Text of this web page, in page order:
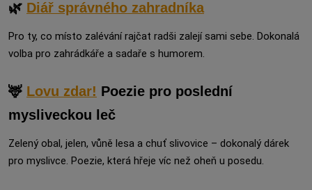
🌿 Diář správného zahradníka
Pro ty, co místo zalévání rajčat radši zalejí sami sebe. Dokonalá
volba pro zahrádkáře a sadaře s humorem.
🦌 Lovu zdar! Poezie pro poslední
mysliveckou leč
Zelený obal, jelen, vůně lesa a chuť slivovice – dokonalý dárek
pro myslivce. Poezie, která hřeje víc než oheň u posedu.